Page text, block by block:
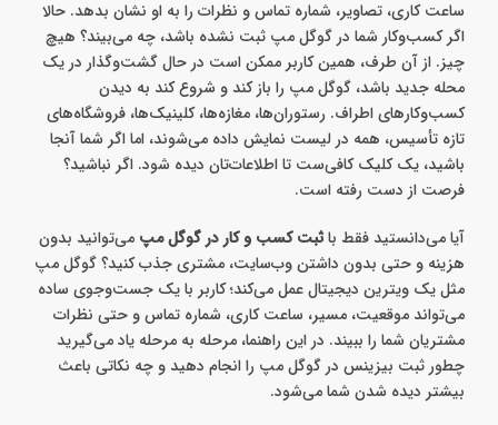
ساعت کاری، تصاویر، شماره تماس و نظرات را به او نشان بدهد. حالا
اگر کسب‌وکار شما در گوگل مپ ثبت نشده باشد، چه می‌بیند؟ هیچ
چیز. از آن طرف، همین کاربر ممکن است در حال گشت‌وگذار در یک
محله‌ جدید باشد، گوگل مپ را باز کند و شروع کند به دیدن
کسب‌وکارهای اطراف. رستوران‌ها، مغازه‌ها، کلینیک‌ها، فروشگاه‌های
تازه‌ تأسیس، همه در لیست نمایش داده می‌شوند، اما اگر شما آنجا
باشید، یک کلیک کافی‌ست تا اطلاعات‌تان دیده شود. اگر نباشید؟
فرصت از دست رفته است.
آیا می‌دانستید فقط باثبت کسب و کار در گوگل مپ می‌توانید بدون
هزینه و حتی بدون داشتن وب‌سایت، مشتری جذب کنید؟ گوگل مپ
مثل یک ویترین دیجیتال عمل می‌کند؛ کاربر با یک جست‌وجوی ساده
می‌تواند موقعیت، مسیر، ساعت کاری، شماره تماس و حتی نظرات
مشتریان شما را ببیند. در این راهنما، مرحله‌ به‌ مرحله یاد می‌گیرید
چطور ثبت بیزینس در گوگل مپ را انجام دهید و چه نکاتی باعث
بیشتر دیده شدن شما می‌شود.